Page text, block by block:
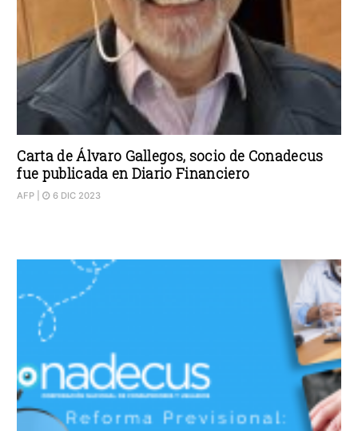
Carta de Álvaro Gallegos, socio de Conadecus
fue publicada en Diario Financiero
AFP | 6 DIC 2023